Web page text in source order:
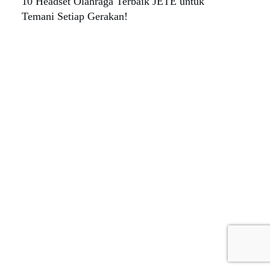
Temani Setiap Gerakan!